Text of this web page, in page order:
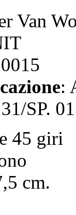
Van
:
SP.
45 giri
cm.